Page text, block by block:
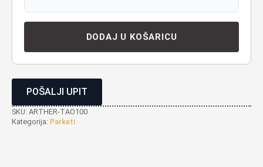
DODAJ U KOŠARICU
POŠALJI UPIT
SKU: ARTHER-TAO100
Kategorija: Parketi